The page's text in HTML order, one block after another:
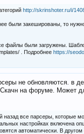
http://skrinshoter.ru/i/
были закешированы, то
файлы были загружены.
. Подробнееhttps://
не обновляются. в
на форуме. Может
назад все парсеры, которые
настройках включена
автоматически. В